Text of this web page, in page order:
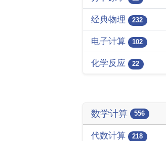
经典物理 232
电子计算 102
化学反应 22
数学计算 556
代数计算 218